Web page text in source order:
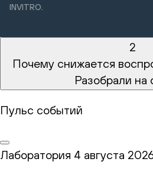
INVITRO.
2
Почему снижается
Разобрали на
Пульс событий
Лаборатория 4 августа